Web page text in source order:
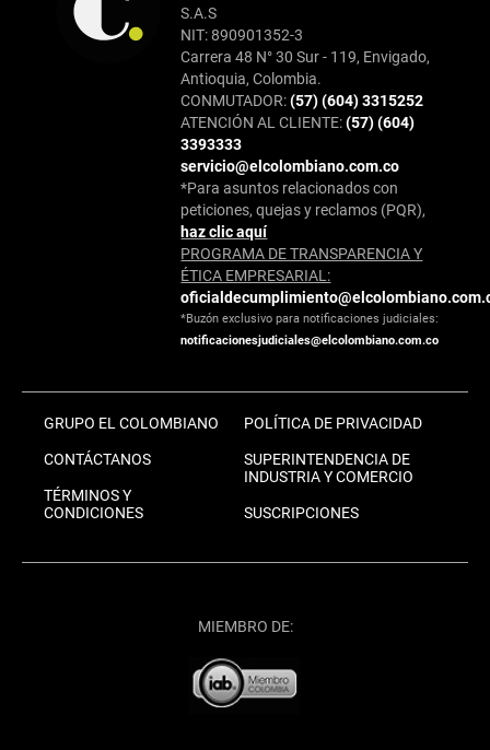
S.A.S
NIT: 890901352-3
Carrera 48 N° 30 Sur - 119, Envigado,
Antioquia, Colombia.
CONMUTADOR:(57) (604) 3315252
ATENCIÓN AL CLIENTE:(57) (604)
3393333
servicio@elcolombiano.com.co
*Para asuntos relacionados con
peticiones, quejas y reclamos (PQR),
haz clic aquí
PROGRAMA DE TRANSPARENCIA Y
ÉTICA EMPRESARIAL:
*Buzón exclusivo para notificaciones judiciales:
notificacionesjudiciales@elcolombiano.com.co
GRUPO EL COLOMBIANO
CONTÁCTANOS
TÉRMINOS Y
CONDICIONES
POLÍTICA DE PRIVACIDAD
SUPERINTENDENCIA DE
INDUSTRIA Y COMERCIO
SUSCRIPCIONES
MIEMBRO DE: